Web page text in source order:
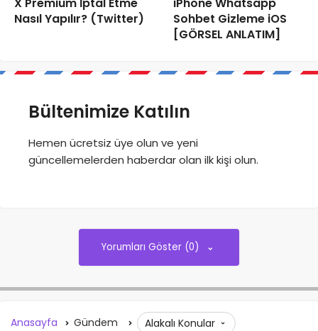
X Premium İptal Etme
Nasıl Yapılır? (Twitter)
iPhone Whatsapp
Sohbet Gizleme iOS
[GÖRSEL ANLATIM]
Bültenimize Katılın
Hemen ücretsiz üye olun ve yeni
güncellemelerden haberdar olan ilk kişi olun.
Yorumları Göster (0)
Anasayfa Gündem Alakalı Konular